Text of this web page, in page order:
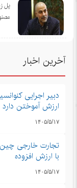
پل
آخرین اخبار
دبیر اجرایی
ارزش آموختن دارد
۱۴۰۵/۵/۱۷
تجارت خارجی چین
با ارزش افزوده
۱۴۰۵/۵/۱۷